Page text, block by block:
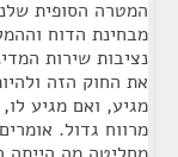
המטרה הסופית
מבחינת הדוח
נציבות שירות
את החוק הזה
מגיע, ואם מגיע
מרווח גדול.